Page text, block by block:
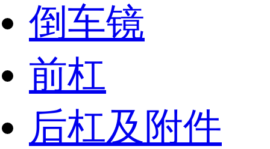
倒车镜
前杠
后杠及附件